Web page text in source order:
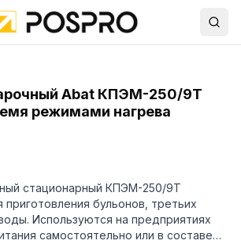
Abat КПЭМ-250/9Т
режимами нагрева
стационарный КПЭМ-250/9Т
приготовления бульонов, третьих
Используются на предприятиях
самостоятельно или в составе